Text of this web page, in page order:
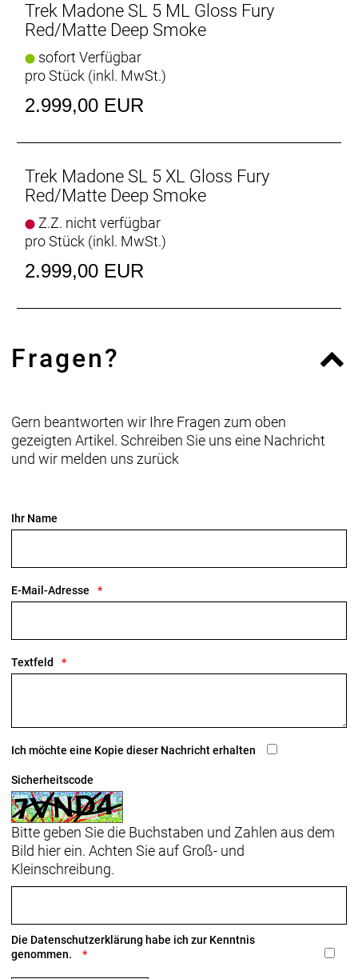
Rahmen: 500 Series OCLV Carbon, Full System Foil
Rohrprofile, IsoFlow-Sitzrohr, RCS Headset System,
elektronische oder mechanische Schaltung möglich,
abnehmbare Aero-Kettenführung, T47-Innenlager,
Flat Mount Scheibenbremsaufnahme, UDH,
142 x 12 mm Steckachse
Rahmenmaterial: Carbon
Gangschaltung: Shimano 105 R7100, max. 36 Z. an
größtem Ritzel
Anzahl Gänge: 1
Hinterradbremse: Shimano CL700, Center Lock
Max. Bremsscheibendu
Vorderradbremse: Shimano CL700, Center Lock
Max. Bremsscheibendu
abgeschrägte 12 x 100 mm Steckachse
Anlötversion, Down-Swing
Schaltwerk hinten: Shimano 105 R7100, max. 36 Z.
an größtem Ritzel
Kurbelsatz: Shimano 105 R7100, 50/34 Z.,
172,5 mm Kurbelarmlänge
Praxis, T47, mit Gewinde, innen gelagert
Kassette: Shimano 105 7101, 11-34 Z., 12fach
Kette: Shimano SLX M7100, 12fach
Lenker: Bontrager Comp, Aluminium, 31,8 mm
Trek Madone SL 5 ML Gloss Fury
Red/Matte Deep Smoke
sofort Verfügbar
pro Stück (inkl. MwSt.)
2.999,00 EUR
Trek Madone SL 5 XL Gloss Fury
Red/Matte Deep Smoke
Z.Z. nicht verfügbar
pro Stück (inkl. MwSt.)
2.999,00 EUR
Fragen?
Gern beantworten wir Ihre Fragen zum oben
gezeigten Artikel. Schreiben Sie uns eine Nachricht
und wir melden uns zurück
Ihr Name
E-Mail-Adresse
Textfeld
Ich möchte eine Kopie dieser Nachricht erhalten
Sicherheitscode
Bitte geben Sie die Buchstaben und Zahlen aus dem
Bild hier ein. Achten Sie auf Groß- und
Kleinschreibung.
Die Datenschutzerklärung habe ich zur Kenntnis
genommen.